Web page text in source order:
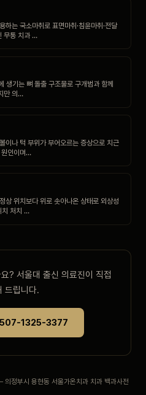
하는 국소마취로 표면마취·침윤마취·전달
무통 치과 …
생기는 뼈 돌출 구조물로 구개범과 함께
만 의…
이나 턱 부위가 부어오르는 증상으로 치근
원인이며…
상 위치보다 위로 솟아나온 상태로 외상성
치 처치 …
? 서울대 출신 의료진이 직접
드립니다.
1325-3377
의정부시 용현동 서울가온치과 치과 백과사전